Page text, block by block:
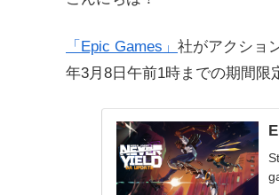
「Epic Games」 社がアクショ
年3月8日午前1時までの期間限